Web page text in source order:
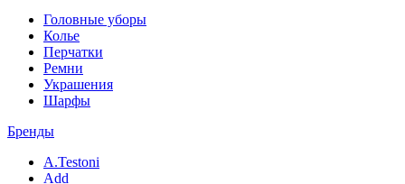
Головные уборы
Колье
Перчатки
Ремни
Украшения
Шарфы
Бренды
A.Testoni
Add